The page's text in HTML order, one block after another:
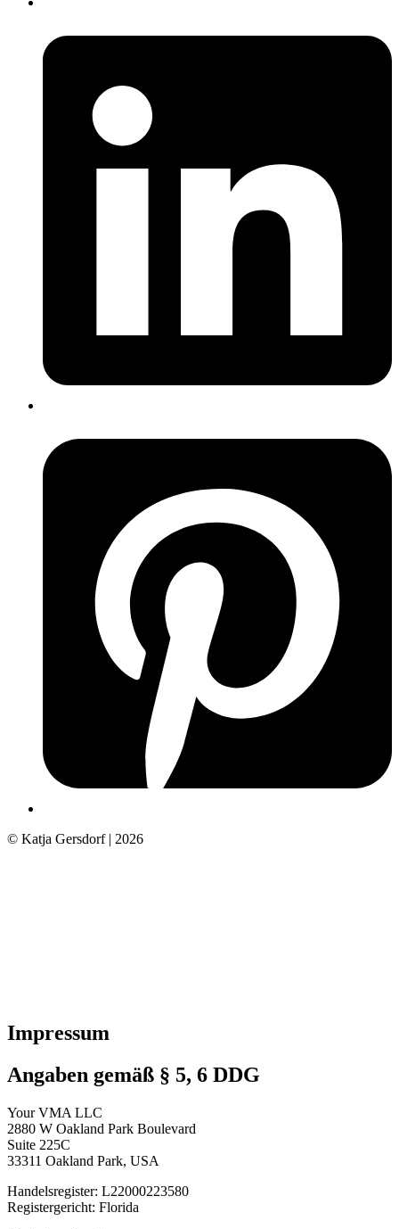
© Katja Gersdorf | 2026
Impressum
Angaben gemäß § 5, 6 DDG
Your VMA LLC
2880 W Oakland Park Boulevard
Suite 225C
33311 Oakland Park, USA
Handelsregister: L22000223580
Registergericht: Florida